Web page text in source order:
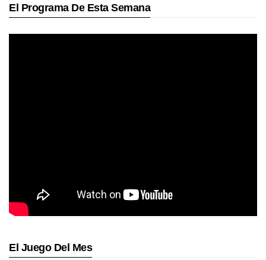
El Programa De Esta Semana
El Juego Del Mes